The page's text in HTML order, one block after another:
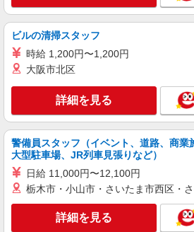
ビルの清掃スタッフ
時給 1,200円〜1,200円
大阪市北区
詳細を見る
警備員スタッフ（イベント、道路、商業
大型駐車場、JR列車見張りなど）
日給 11,000円〜12,100円
栃木市・小山市・さいたま市西区・
詳細を見る